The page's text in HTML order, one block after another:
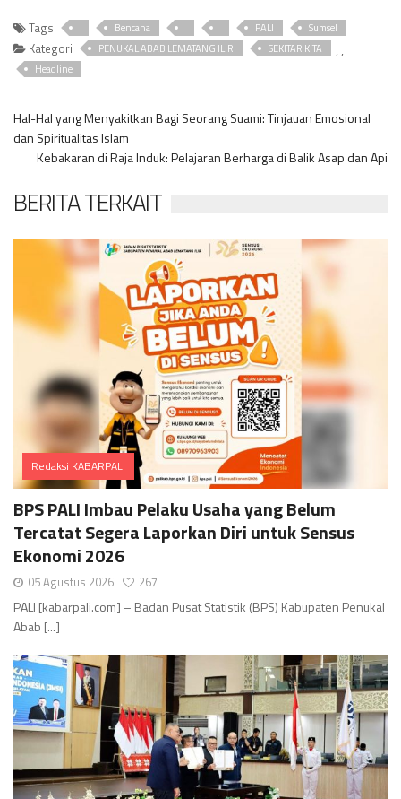
Tags Bencana PALI Sumsel
Kategori PENUKAL ABAB LEMATANG ILIR ,
SEKITAR KITA ,
Headline
Hal-Hal yang Menyakitkan Bagi Seorang Suami: Tinjauan Emosional
dan Spiritualitas Islam
Kebakaran di Raja Induk: Pelajaran Berharga di Balik Asap dan Api
BERITA TERKAIT
Redaksi KABARPALI
Comments
BPS PALI Imbau Pelaku Usaha yang Belum
Tercatat Segera Laporkan Diri untuk Sensus
Ekonomi 2026
05 Agustus 2026 267
PALI [kabarpali.com] – Badan Pusat Statistik (BPS) Kabupaten Penukal
Abab [...]